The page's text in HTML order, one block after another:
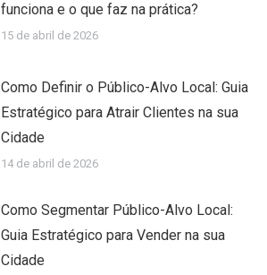
funciona e o que faz na prática?
15 de abril de 2026
Como Definir o Público-Alvo Local: Guia
Estratégico para Atrair Clientes na sua
Cidade
14 de abril de 2026
Como Segmentar Público-Alvo Local:
Guia Estratégico para Vender na sua
Cidade